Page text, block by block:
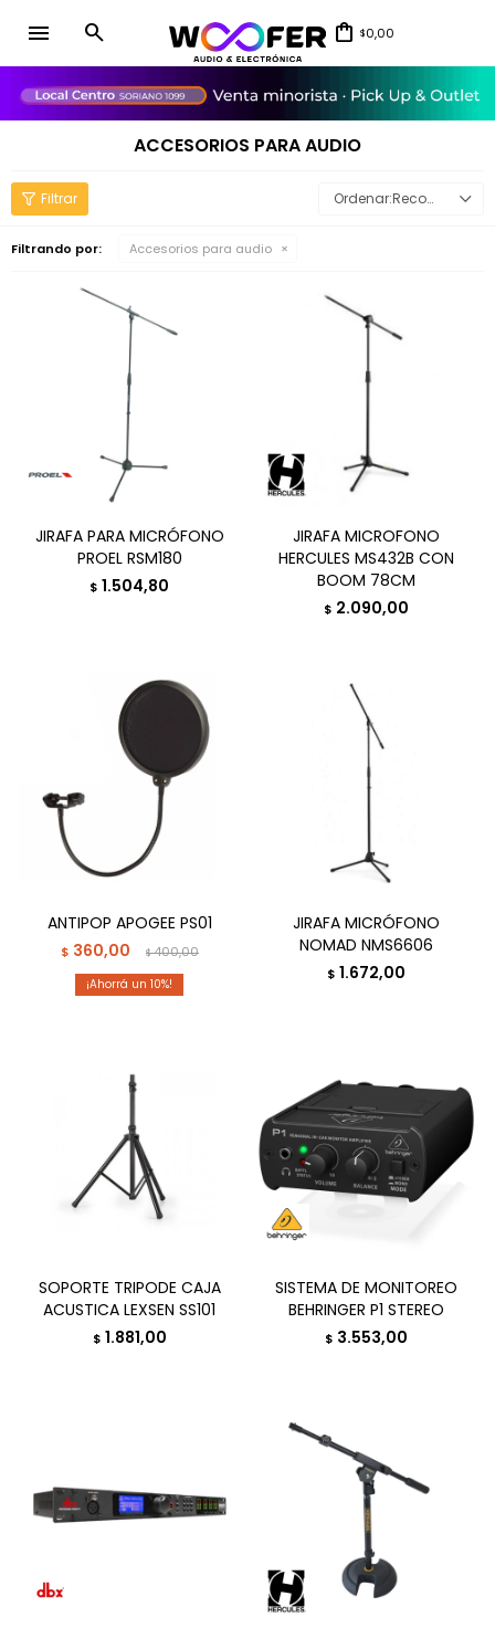
menu $0,00
ACCESORIOS PARA AUDIO
Recomendados
Filtrando por: Accesorios para audio
JIRAFA PARA MICRÓFONO
PROEL RSM180
$ 1.504,80
JIRAFA MICROFONO
HERCULES MS432B CON
BOOM 78CM
$ 2.090,00
ANTIPOP APOGEE PS01
$ 360,00 $400,00
10
JIRAFA MICRÓFONO
NOMAD NMS6606
$ 1.672,00
SOPORTE TRIPODE CAJA
ACUSTICA LEXSEN SS101
$ 1.881,00
SISTEMA DE MONITOREO
BEHRINGER P1 STEREO
$ 3.553,00
close